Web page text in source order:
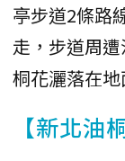
亭步道2條路
走，步道周
桐花灑落在地
【新北油